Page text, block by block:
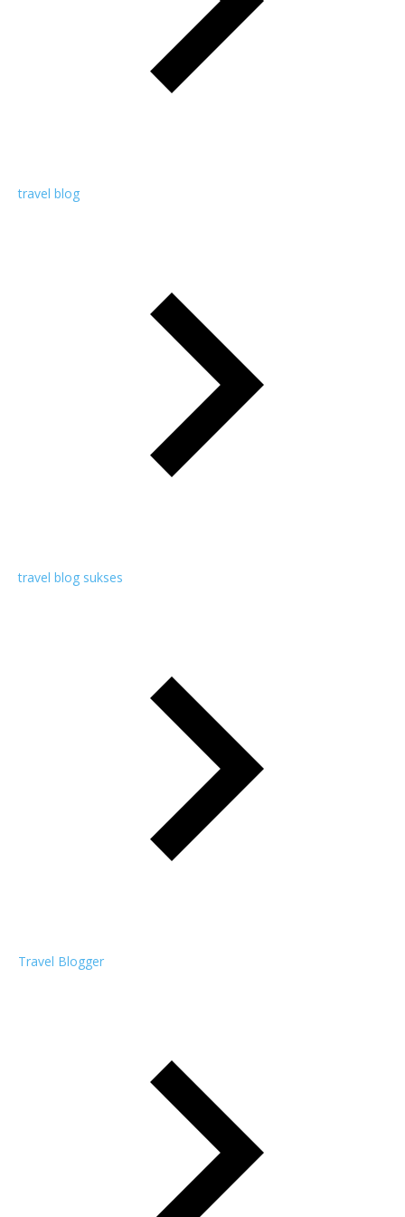
travel blog
travel blog sukses
Travel Blogger